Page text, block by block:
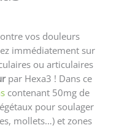
vos douleurs
immédiatement sur
ou articulaires
par Hexa3 ! Dans ce
contenant 50mg de
pour soulager
mollets…) et zones